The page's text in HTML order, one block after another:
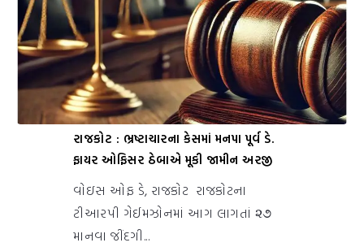
રાજકોટ : ભ્રષ્ટાચારના કેસમાં મનપા પૂર્વ ડે.
ફાયર ઓફિસર ઠેબાએ મૂકી જામીન અરજી
વોઇસ ઓફ ડે, રાજકોટ રાજકોટના
ટીઆરપી ગેઈમઝોનમાં આગ લાગતાં ૨૭
માનવા જીંદગી...